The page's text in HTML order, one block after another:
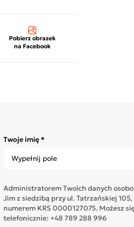
Pobierz obrazek
na Facebook
Twoje imię *
Administratorem Twoich danych
Jim z siedzibą przy ul. Tatrzańskiej
numerem KRS 0000127075. Możesz
telefonicznie: +48 789 288 996